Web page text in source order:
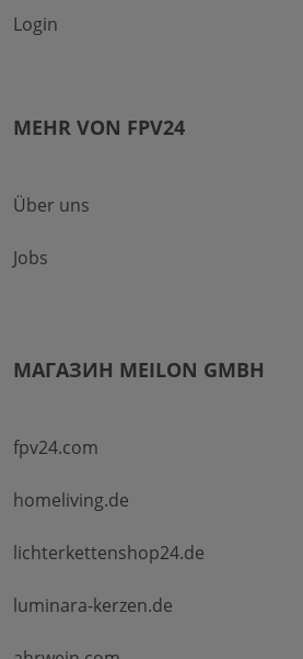
Login
MEHR VON FPV24
Über uns
Jobs
МАГАЗИН MEILON GMBH
fpv24.com
homeliving.de
lichterkettenshop24.de
luminara-kerzen.de